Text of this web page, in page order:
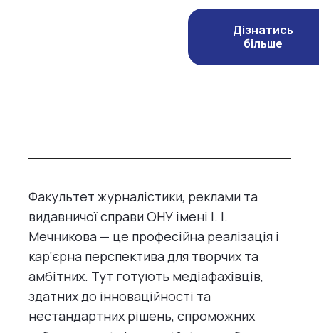
Дізнатись
більше
Факультет журналістики, реклами та
видавничої справи ОНУ імені І. І.
Мечникова — це професійна реалізація і
кар‘єрна перспектива для творчих та
амбітних. Тут готують медіафахівців,
здатних до інноваційності та
нестандартних рішень, спроможних